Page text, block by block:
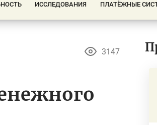
ИССЛЕДОВАНИЯ ПЛАТЁЖНЫЕ
3147